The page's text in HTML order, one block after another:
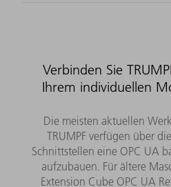
Verbinden Sie
Ihrem individuellen
Die meisten aktuellen
TRUMPF verfügen über
Schnittstellen eine OPC UA
aufzubauen. Für ältere
Extension Cube OPC UA